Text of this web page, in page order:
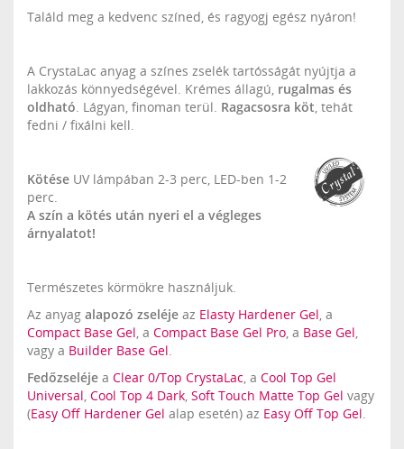
Találd meg a kedvenc színed, és ragyogj egész nyáron!
A CrystaLac anyag a színes zselék tartósságát nyújtja a
lakkozás könnyedségével. Krémes állagú, rugalmas és
oldható. Lágyan, finoman terül. Ragacsosra köt, tehát
fedni / fixálni kell.
Kötése UV lámpában 2-3 perc, LED-ben 1-2
perc.
A szín a kötés után nyeri el a végleges
árnyalatot!
Természetes körmökre használjuk.
Az anyag alapozó zseléje az Elasty Hardener Gel, a
Compact Base Gel, a Compact Base Gel Pro, a Base Gel,
vagy a Builder Base Gel.
Fedőzseléje a Clear 0/Top CrystaLac, a Cool Top Gel
Universal, Cool Top 4 Dark, Soft Touch Matte Top Gel vagy
(Easy Off Hardener Gel alap esetén) az Easy Off Top Gel.